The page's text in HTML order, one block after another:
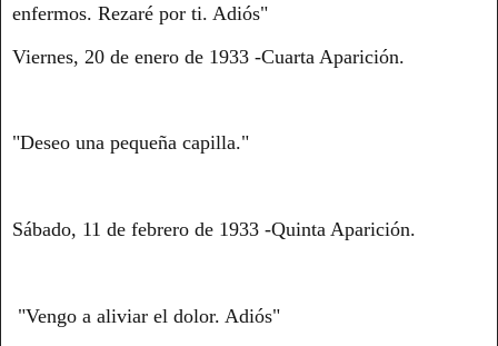
enfermos. Rezaré por ti. Adiós"
Viernes, 20 de enero de 1933 -Cuarta Aparición.
"Deseo una pequeña capilla."
Sábado, 11 de febrero de 1933 -Quinta Aparición.
"Vengo a aliviar el dolor. Adiós"